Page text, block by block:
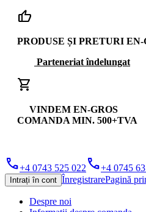
thumb_up
PRODUSE ȘI PRETURI EN-
Parteneriat îndelungat
shopping_cart
VINDEM EN-GROS
COMANDA MIN. 500+TVA
phone+4 0743 525 022 phone+4 0745
Intrați în cont ÎnregistrarePagină
Despre noi